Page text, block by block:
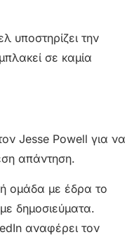
υποστηρίζει την
σε καμία
Jesse Powell για να
απάντηση.
ομάδα με έδρα το
δημοσιεύματα.
αναφέρει τον